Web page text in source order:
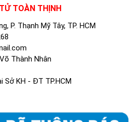
TOÀN THỊNH
P. Thạnh Mỹ Tây, TP. HCM
Thành Nhân
Sở KH - ĐT TP.HCM